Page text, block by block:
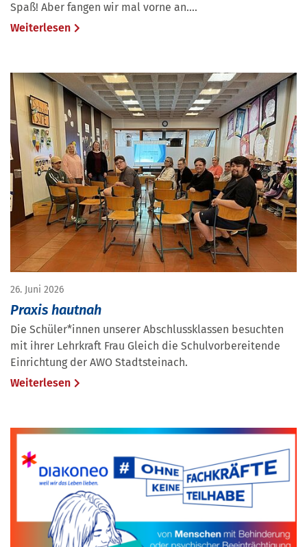
Spaß! Aber fangen wir mal vorne an....
Weiterlesen
26. Juni 2026
Praxis hautnah
Die Schüler*innen unserer Abschlussklassen besuchten
mit ihrer Lehrkraft Frau Gleich die Schulvorbereitende
Einrichtung der AWO Stadtsteinach.
Weiterlesen